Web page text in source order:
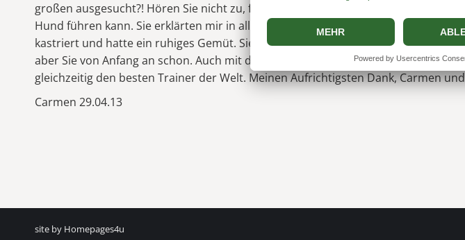
großen ausgesucht?! Hören Sie nicht zu, fragte ich mich???? Sie sprachen mir
Hund führen kann. Sie erklärten mir in aller Ruhe warum Sie mir diesen Hund
kastriert und hatte ein ruhiges Gemüt. Sie helfen mir jede Woche Jerry zu
aber Sie von Anfang an schon. Auch mit dem Finanziellen halfen Sie mir. Ich habe
gleichzeitig den besten Trainer der Welt. Meinen Aufrichtigsten Dank, Carmen
Carmen 29.04.13
site by Homepages4u